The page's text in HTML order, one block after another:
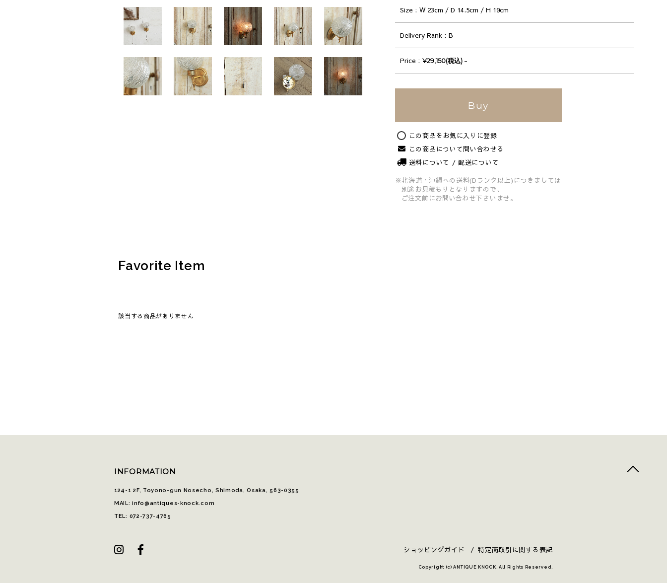
Size W 23cm / D 14.5cm / H 19cm
Delivery Rank B
Price ¥29,150(税込) -
Buy
この商品をお気に入りに登録
この商品について問い合わせる
送料について / 配送について
※北海道・沖縄への送料(Dランク以上)につきましては
別途お見積もりとなりますので、
ご注文前にお問い合わせ下さいませ。
Favorite Item
該当する商品がありません
top
INFORMATION
124-1 2F, Toyono-gun Nosecho, Shimoda, Osaka, 563-0355
MAIL: info@antiques-knock.com
TEL: 072-737-4765
ショッピングガイド 特定商取引に関する表記
Copyright (c) ANTIQUE KNOCK. All Rights Reserved.